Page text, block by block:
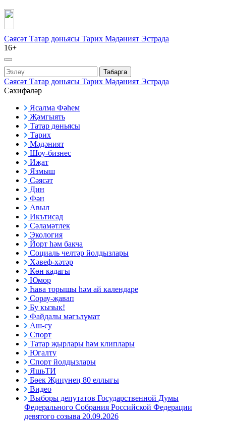
Сәясәт Татар дөньясы Тарих Мәдәният Эстрада
16+
Табарга
Сәясәт Татар дөньясы Тарих Мәдәният Эстрада
Сәхифәләр
Ясалма Фәһем
Җәмгыять
Татар дөньясы
Тарих
Мәдәният
Шоу-бизнес
Иҗат
Язмыш
Сәясәт
Дин
Фән
Авыл
Икътисад
Сәламәтлек
Экология
Йорт һәм бакча
Социаль челтәр йолдызлары
Хәвеф-хәтәр
Көн кадагы
Юмор
Һава торышы һәм ай календаре
Сорау-җавап
Бу кызык!
Файдалы мәгълүмат
Аш-су
Спорт
Татар җырлары һәм клиплары
Югалту
Спорт йолдызлары
ЯшьТИ
Бөек Җиңүнең 80 еллыгы
Видео
Выборы депутатов Государственной Думы
Федерального Собрания Российской Федерации
девятого созыва 20.09.2026